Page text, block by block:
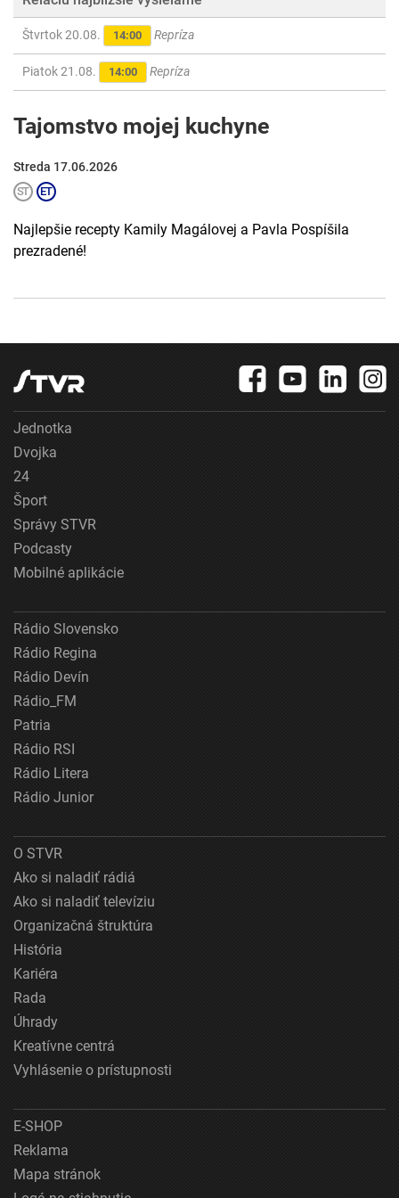
Štvrtok 20.08. 14:00 Repríza
Piatok 21.08. 14:00 Repríza
Tajomstvo mojej kuchyne
Streda 17.06.2026
Najlepšie recepty Kamily Magálovej a Pavla Pospíšila
prezradené!
Jednotka
Dvojka
24
Šport
Správy STVR
Podcasty
Mobilné aplikácie
Rádio Slovensko
Rádio Regina
Rádio Devín
Rádio_FM
Patria
Rádio RSI
Rádio Litera
Rádio Junior
O STVR
Ako si naladiť rádiá
Ako si naladiť televíziu
Organizačná štruktúra
História
Kariéra
Rada
Úhrady
Kreatívne centrá
Vyhlásenie o prístupnosti
E-SHOP
Reklama
Mapa stránok